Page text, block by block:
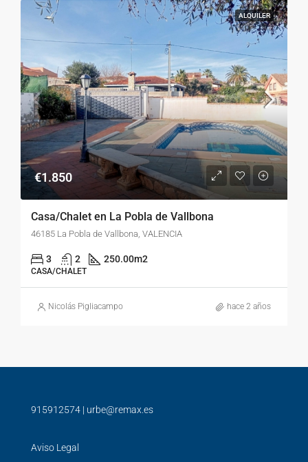
ALQUILER
€1.850
Casa/Chalet en La Pobla de Vallbona
46185 La Pobla de Vallbona, VALENCIA
3 2 250.00m2
CASA/CHALET
Nicolás Pigliacampo hace 2 años
915912574 | urbe@remax.es
Aviso Legal